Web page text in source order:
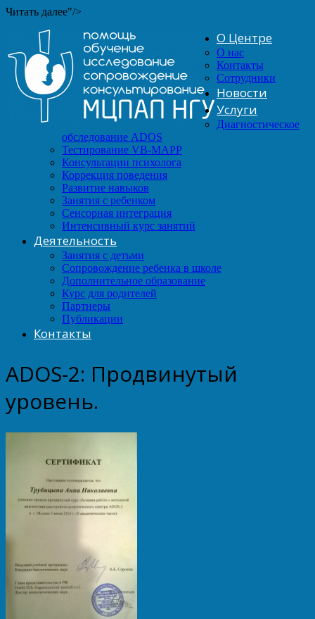
Читать далее"/>
О Центре
О нас
Контакты
Сотрудники
Новости
Услуги
Диагностическое
обследование ADOS
Тестирование VB-MAPP
Консультации психолога
Коррекция поведения
Развитие навыков
Занятия с ребенком
Сенсорная интеграция
Интенсивный курс занятий
Деятельность
Занятия с детьми
Сопровождение ребенка в школе
Дополнительное образование
Курс для родителей
Партнеры
Публикации
Контакты
ADOS-2: Продвинутый
уровень.